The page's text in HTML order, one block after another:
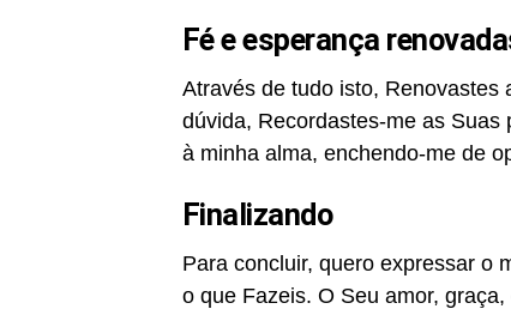
Fé e esperança
Através de tudo isto, Renovastes
dúvida, Recordastes-me as Suas
à minha alma, enchendo-me de
Finalizando
Para concluir, quero expressar o
o que Fazeis. O Seu amor,